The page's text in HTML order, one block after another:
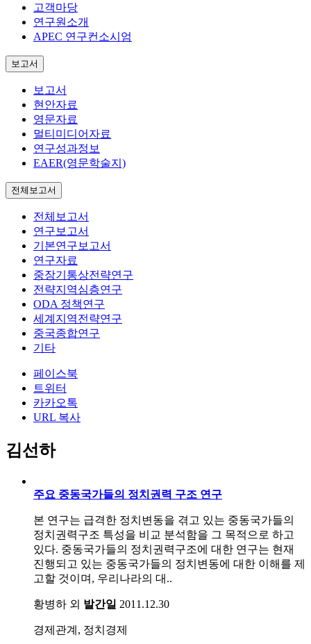
고객마당
연구원소개
APEC 연구컨소시엄
보고서
보고서
현안자료
영문자료
멀티미디어자료
연구성과정보
EAER(영문학술지)
전체보고서
전체보고서
연구보고서
기본연구보고서
연구자료
중장기통상전략연구
전략지역심층연구
ODA 정책연구
세계지역전략연구
중국종합연구
기타
페이스북
트위터
카카오톡
URL 복사
김선하
주요 중동국가들의 정치권력 구조 연구
본 연구는 급격한 정치변동을 겪고 있는 중동국가들의
정치권력구조 특성을 비교 분석함을 그 목적으로 하고
있다. 중동국가들의 정치권력구조에 대한 연구는 현재
진행되고 있는 중동국가들의 정치변동에 대한 이해를 제
고할 것이며, 우리나라의 대..
황병하 외 발간일 2011.12.30
경제관계, 정치경제